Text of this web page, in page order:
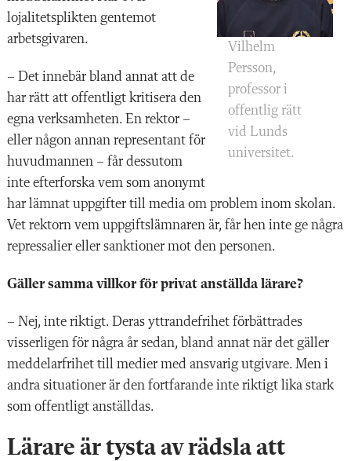
Vilhelm
Persson,
professor i
offentlig rätt
vid Lunds
universitet.
lojalitetsplikten gentemot
arbetsgivaren.
– Det innebär bland annat att de
har rätt att offentligt kritisera den
egna verksamheten. En rektor –
eller någon annan representant för
huvudmannen – får dessutom
inte efterforska vem som anonymt
har lämnat uppgifter till media om problem inom skolan.
Vet rektorn vem uppgiftslämnaren är, får hen inte ge några
repressalier eller sanktioner mot den personen.
Gäller samma villkor för privat anställda lärare?
– Nej, inte riktigt. Deras yttrandefrihet förbättrades
visserligen för några år sedan, bland annat när det gäller
meddelarfrihet till medier med ansvarig utgivare. Men i
andra situationer är den fortfarande inte riktigt lika stark
som offentligt anställdas.
Lärare är tysta av rädsla att